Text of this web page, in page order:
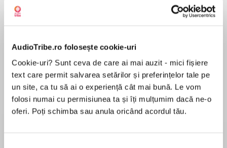
AudioTribe.ro folosește cookie-uri
Cookie-uri? Sunt ceva de care ai mai auzit - mici fișiere
text care permit salvarea setărilor și preferințelor tale pe
un site, ca tu să ai o experiență cât mai bună. Le vom
folosi numai cu permisiunea ta și îți mulțumim dacă ne-o
oferi. Poți schimba sau anula oricând acordul tău.
de...
Dani Francis
la...
Lauren Weisberger
Desprecarte
A groundbreaking story about a teenage girl